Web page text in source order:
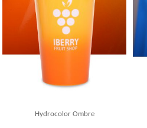
Hydrocolor Ombre